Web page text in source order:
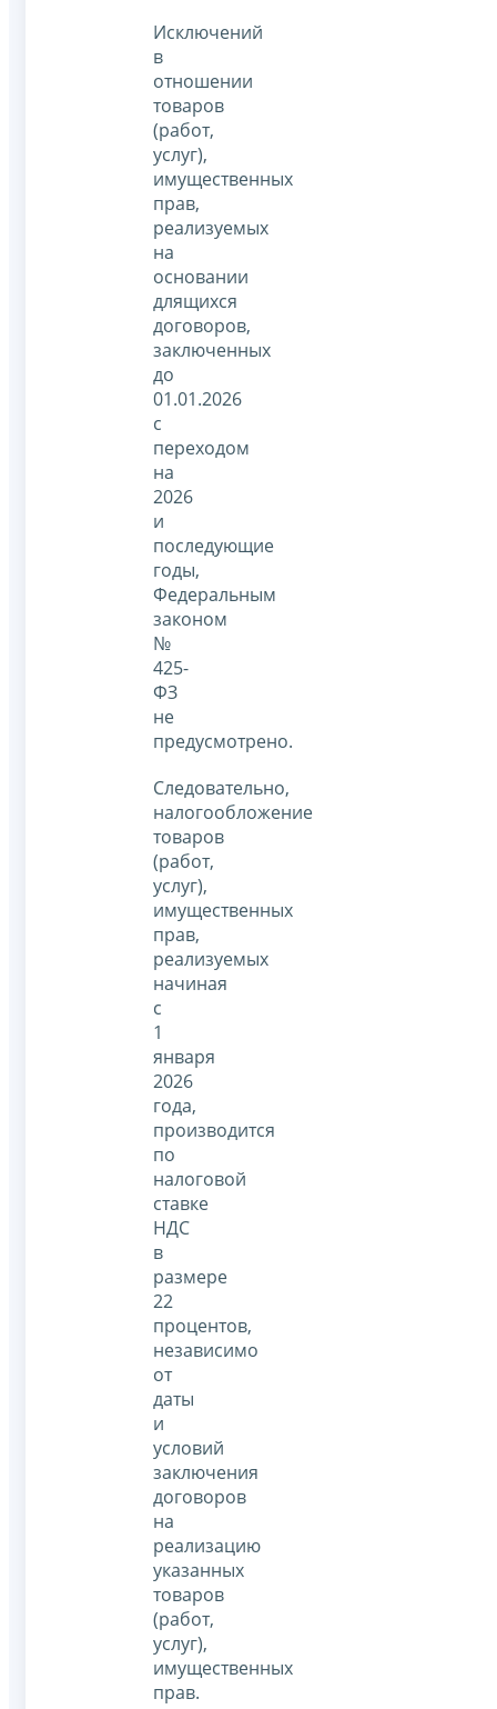
Исключений
в
отношении
товаров
(работ,
услуг),
имущественных
прав,
реализуемых
на
основании
длящихся
договоров,
заключенных
до
01.01.2026
с
переходом
на
2026
и
последующие
годы,
Федеральным
законом
№
425-
ФЗ
не
предусмотрено.
Следовательно,
налогообложение
товаров
(работ,
услуг),
имущественных
прав,
реализуемых
начиная
с
1
января
2026
года,
производится
по
налоговой
ставке
НДС
в
размере
22
процентов,
независимо
от
даты
и
условий
заключения
договоров
на
реализацию
указанных
товаров
(работ,
услуг),
имущественных
прав.